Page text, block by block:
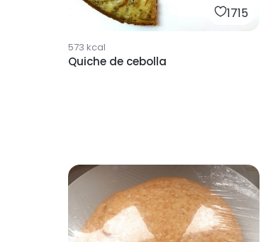
1715
573 kcal
Quiche de cebolla